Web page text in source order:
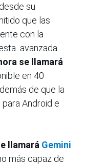
su
que las
con la
avanzada
se llamará
en 40
de que la
Android e
llamará Gemini
más capaz de